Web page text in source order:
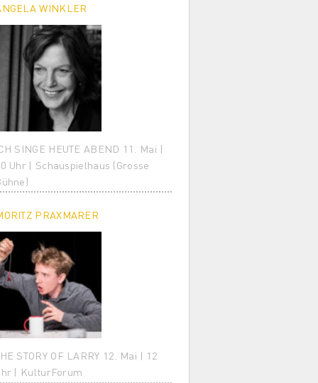
WINKLER
SINGE HEUTE ABEND 11. Mai |
Uhr | Schauspielhaus (Grosse
PRAXMARER
STORY OF LARRY 12. Mai | 12
| KulturForum